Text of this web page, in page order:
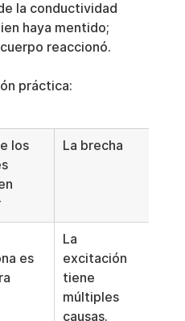
la conductividad
haya mentido;
reaccionó.
práctica:
los
La brecha
es
La
excitación
tiene
múltiples
causas.